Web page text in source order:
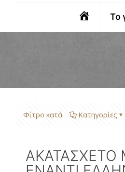
Αρχική
Το
Φίτρο κατά Κατηγορίες